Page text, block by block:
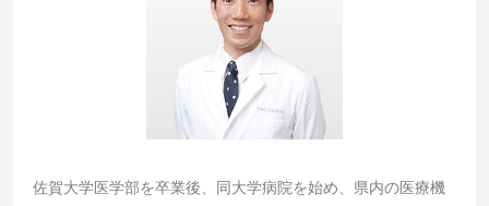
佐賀大学医学部を卒業後、同大学病院を始め、県内の医療機